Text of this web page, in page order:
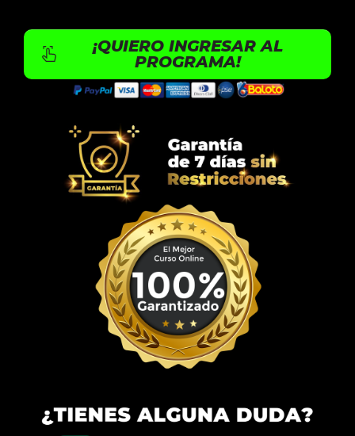
¡QUIERO INGRESAR AL
PROGRAMA!